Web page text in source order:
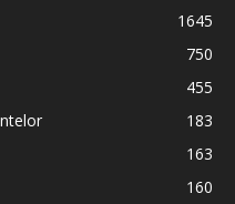
1645
750
455
183
163
160